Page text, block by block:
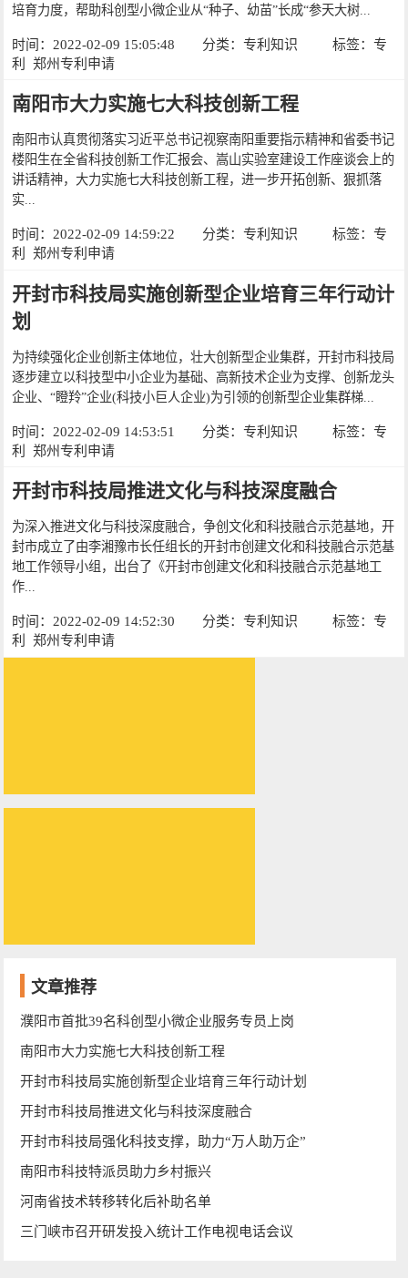
培育力度，帮助科创型小微企业从“种子、幼苗”长成“参天大树...
时间：2022-02-09 15:05:48 分类：专利知识 标签： 专
利
郑州专利申请
南阳市大力实施七大科技创新工程
南阳市认真贯彻落实习近平总书记视察南阳重要指示精神和省委书记
楼阳生在全省科技创新工作汇报会、嵩山实验室建设工作座谈会上的
讲话精神，大力实施七大科技创新工程，进一步开拓创新、狠抓落
实...
时间：2022-02-09 14:59:22 分类：专利知识 标签： 专
利
郑州专利申请
开封市科技局实施创新型企业培育三年行动计
划
为持续强化企业创新主体地位，壮大创新型企业集群，开封市科技局
逐步建立以科技型中小企业为基础、高新技术企业为支撑、创新龙头
企业、“瞪羚”企业(科技小巨人企业)为引领的创新型企业集群梯...
时间：2022-02-09 14:53:51 分类：专利知识 标签： 专
利
郑州专利申请
开封市科技局推进文化与科技深度融合
为深入推进文化与科技深度融合，争创文化和科技融合示范基地，开
封市成立了由李湘豫市长任组长的开封市创建文化和科技融合示范基
地工作领导小组，出台了《开封市创建文化和科技融合示范基地工
作...
时间：2022-02-09 14:52:30 分类：专利知识 标签： 专
利
郑州专利申请
文章推荐
濮阳市首批39名科创型小微企业服务专员上岗
南阳市大力实施七大科技创新工程
开封市科技局实施创新型企业培育三年行动计划
开封市科技局推进文化与科技深度融合
开封市科技局强化科技支撑，助力“万人助万企”
南阳市科技特派员助力乡村振兴
河南省技术转移转化后补助名单
三门峡市召开研发投入统计工作电视电话会议